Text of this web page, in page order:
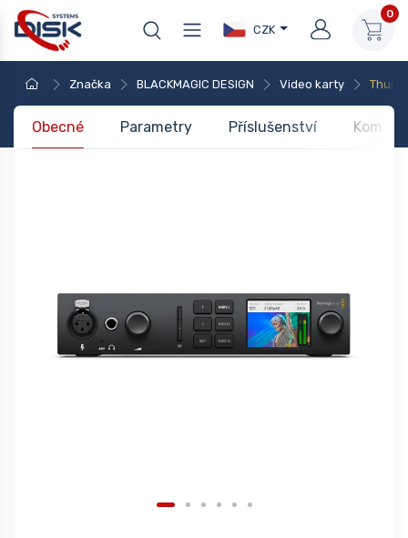
CZK
0
Značka BLACKMAGIC DESIGN Video karty
Obecné Parametry Příslušenství